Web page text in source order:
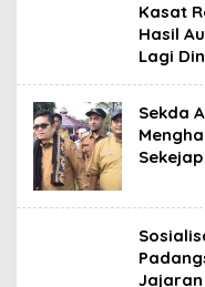
Kasat
Hasil
Lagi
Sekda
Sekejap
Jajaran